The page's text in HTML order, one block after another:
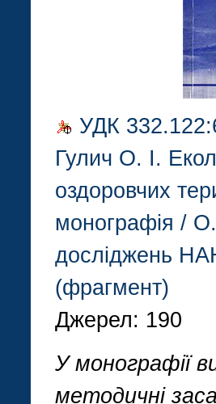
УДК
Гулич О. І.
оздоровчих
монографія / О.
досліджень
(фрагмент)
Джерел: 190
У монографії
методичні